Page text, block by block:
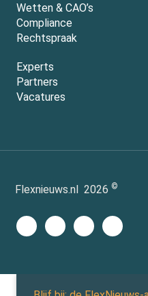
Wetten & CAO’s
Compliance
Rechtspraak
Experts
Partners
Vacatures
Flexnieuws.nl 2026 ©